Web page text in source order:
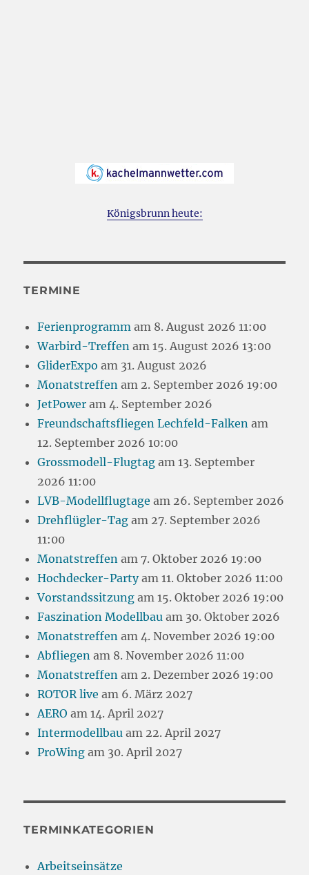
Königsbrunn heute:
TERMINE
Ferienprogramm am 8. August 2026 11:00
Warbird-Treffen am 15. August 2026 13:00
GliderExpo am 31. August 2026
Monatstreffen am 2. September 2026 19:00
JetPower am 4. September 2026
Freundschaftsfliegen Lechfeld-Falken am
12. September 2026 10:00
Grossmodell-Flugtag am 13. September
2026 11:00
LVB-Modellflugtage am 26. September 2026
Drehflügler-Tag am 27. September 2026
11:00
Monatstreffen am 7. Oktober 2026 19:00
Hochdecker-Partyam 11. Oktober 2026 11:00
Vorstandssitzung am 15. Oktober 2026 19:00
Faszination Modellbau am 30. Oktober 2026
Monatstreffen am 4. November 2026 19:00
Abfliegen am 8. November 2026 11:00
Monatstreffen am 2. Dezember 2026 19:00
ROTOR live am 6. März 2027
AERO am 14. April 2027
Intermodellbau am 22. April 2027
ProWing am 30. April 2027
TERMINKATEGORIEN
Arbeitseinsätze